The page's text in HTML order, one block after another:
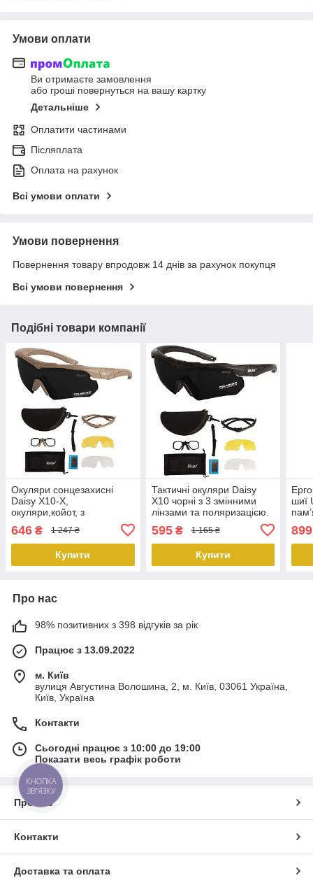
Умови оплати
Ви отримаєте замовлення
або гроші повернуться на вашу картку
Детальніше
Оплатити частинами
Післяплата
Оплата на рахунок
Всі умови оплати
Умови повернення
Повернення товару впродовж 14 днів за рахунок покупця
Всі умови повернення
Подібні товари компанії
Окуляри сонцезахисні
Daisy X10-X,
окуляри,койот, з
поляризацією, збільшена
товщина лінз.PeremogaUA
646 ₴ 1 247 ₴
Купити
Тактичні окуляри Daisy
X10 чорні з 3 змінними
лінзами та поляризацією.
595₴ 1 165 ₴
Купити
шиї
899
Про нас
98% позитивних з 398 відгуків за рік
Працює з 13.09.2022
м. Київ
вулиця Августина Волошина, 2, м. Київ, 03061 Україна,
Київ, Україна
Контакти
Сьогодні працює з 10:00 до 19:00
Показати весь графік роботи
Про нас
Контакти
Доставка та оплата
КНОПКА
ЗВ'ЯЗКУ